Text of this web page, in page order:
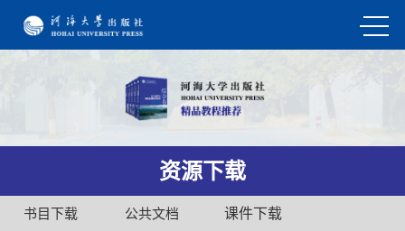
资源下载
书目下载 公共文档 课件下载